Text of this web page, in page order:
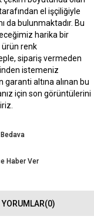
el işçiliğiyle
da bulunmaktadır. Bu
harika bir
renk
sipariş vermeden
istemeniz
altına alınan bu
için son görüntülerini
Haber Ver
YORUMLAR(0)